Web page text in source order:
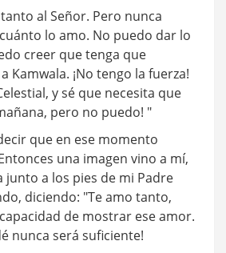
al Señor. Pero nunca
lo amo. No puedo dar lo
creer que tenga que
Kamwala. ¡No tengo la fuerza!
y sé que necesita que
pero no puedo! "
que en ese momento
una imagen vino a mí,
junto a los pies de mi Padre
diciendo: "Te amo tanto,
de mostrar ese amor.
nunca será suficiente!